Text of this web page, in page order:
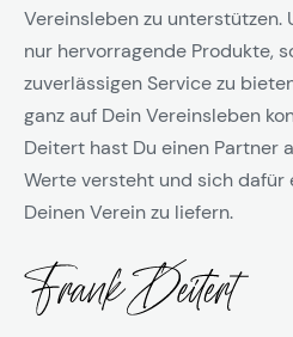
Vereinsleben zu unterstützen.
nur hervorragende Produkte,
zuverlässigen Service zu
ganz auf Dein Vereinsleben
Deitert hast Du einen Partner
Werte versteht und sich dafür
Deinen Verein zu liefern.